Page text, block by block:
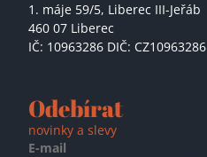
1. máje 59/5, Liberec III-Jeřáb
460 07 Liberec
IČ: 10963286 DIČ: CZ10963286
Odebírat
novinky a slevy